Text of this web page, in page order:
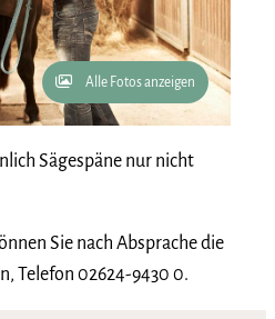
Alle Fotos anzeigen
Sägespäne nur nicht
Sie nach Absprache die
Telefon 02624-9430 0.